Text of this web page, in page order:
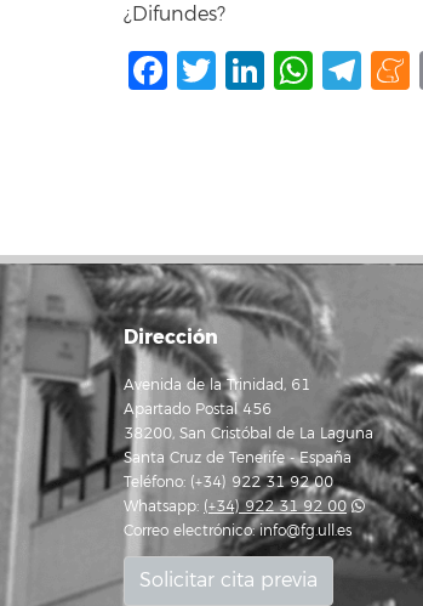
¿Difundes?
Facebook
Twitter
Dirección
Avenida de la Trinidad, 61
Apartado Postal 456
38200, San Cristóbal de La Laguna
Santa Cruz de Tenerife - España
Teléfono: (+34) 922 31 92 00
Whatsapp: (+34) 922 31 92 00
Correo electrónico:info@fg.ull.es
Solicitar cita previa